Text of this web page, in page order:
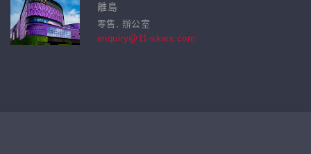
離島
零售, 辦公室
enquiry@11-skies.com